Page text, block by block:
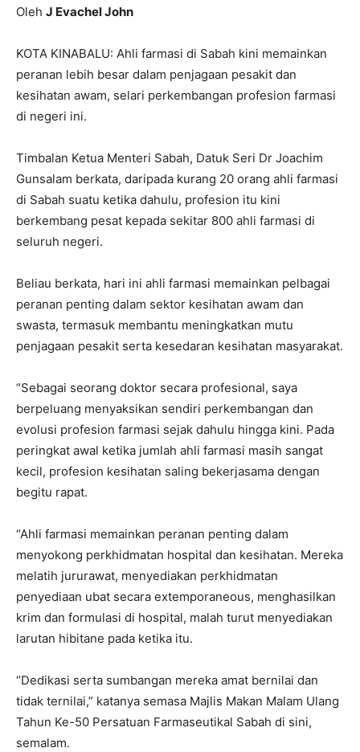
Oleh J Evachel John
KOTA KINABALU: Ahli farmasi di Sabah kini memainkan
peranan lebih besar dalam penjagaan pesakit dan
kesihatan awam, selari perkembangan profesion farmasi
di negeri ini.
Timbalan Ketua Menteri Sabah, Datuk Seri Dr Joachim
Gunsalam berkata, daripada kurang 20 orang ahli farmasi
di Sabah suatu ketika dahulu, profesion itu kini
berkembang pesat kepada sekitar 800 ahli farmasi di
seluruh negeri.
Beliau berkata, hari ini ahli farmasi memainkan pelbagai
peranan penting dalam sektor kesihatan awam dan
swasta, termasuk membantu meningkatkan mutu
penjagaan pesakit serta kesedaran kesihatan masyarakat.
“Sebagai seorang doktor secara profesional, saya
berpeluang menyaksikan sendiri perkembangan dan
evolusi profesion farmasi sejak dahulu hingga kini. Pada
peringkat awal ketika jumlah ahli farmasi masih sangat
kecil, profesion kesihatan saling bekerjasama dengan
begitu rapat.
“Ahli farmasi memainkan peranan penting dalam
menyokong perkhidmatan hospital dan kesihatan. Mereka
melatih jururawat, menyediakan perkhidmatan
penyediaan ubat secara extemporaneous, menghasilkan
krim dan formulasi di hospital, malah turut menyediakan
larutan hibitane pada ketika itu.
“Dedikasi serta sumbangan mereka amat bernilai dan
tidak ternilai,” katanya semasa Majlis Makan Malam Ulang
Tahun Ke-50 Persatuan Farmaseutikal Sabah di sini,
semalam.